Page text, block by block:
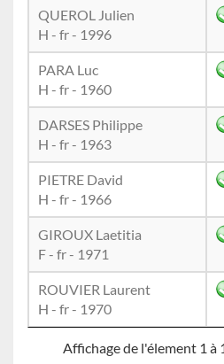
QUEROL Julien
H - fr - 1996
PARA Luc
H - fr - 1960
DARSES Philippe
H - fr - 1963
PIETRE David
H - fr - 1966
GIROUX Laetitia
F - fr - 1971
ROUVIER Laurent
H - fr - 1970
Affichage de l'élement 1 à